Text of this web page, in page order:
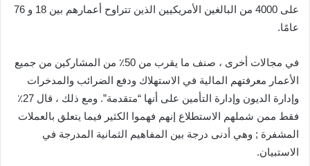
على 4000 من البالغين الأمريكيين الذين تتراوح أعمارهم بين 18 و 76
عامًا.
في مجالات أخرى ، صنف ما يقرب من 50٪ من المشاركين من جميع
الأعمار معرفتهم المالية في الاستهلاك ودفع الضرائب والمدخرات
وإدارة الديون وإدارة التأمين على أنها “متقدمة”. ومع ذلك ، قال 27٪
فقط ممن شملهم الاستطلاع إنهم فهموا الكثير فيما يتعلق بالعملات
المشفرة ; وهي أدنى درجة بين المفاهيم الثمانية المدرجة في
الاستبيان.